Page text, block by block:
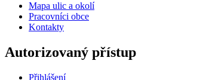
Mapa ulic a okolí
Pracovníci obce
Kontakty
Autorizovaný přístup
Přihlášení